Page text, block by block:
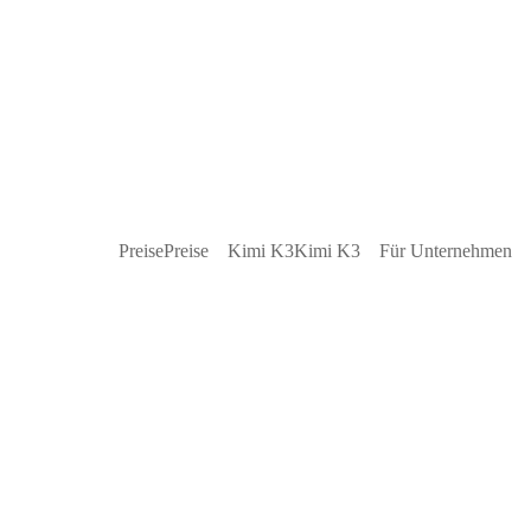
PreisePreise Kimi K3Kimi K3 Für Unternehmen